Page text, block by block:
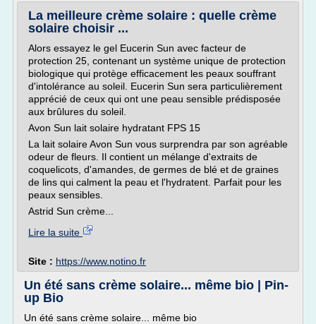
La meilleure crème solaire : quelle crème
solaire choisir ...
Alors essayez le gel Eucerin Sun avec facteur de
protection 25, contenant un système unique de protection
biologique qui protège efficacement les peaux souffrant
d'intolérance au soleil. Eucerin Sun sera particulièrement
apprécié de ceux qui ont une peau sensible prédisposée
aux brûlures du soleil.
Avon Sun lait solaire hydratant FPS 15
La lait solaire Avon Sun vous surprendra par son agréable
odeur de fleurs. Il contient un mélange d'extraits de
coquelicots, d'amandes, de germes de blé et de graines
de lins qui calment la peau et l'hydratent. Parfait pour les
peaux sensibles.
Astrid Sun crème...
Lire la suite
Site : https://www.notino.fr
Un été sans crème solaire... même bio | Pin-
up Bio
Un été sans crème solaire... même bio